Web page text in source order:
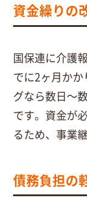
資金繰りの
国保連に介護
でに2ヶ月か
グなら数日～
です。資金が
るため、事業
債務負担の